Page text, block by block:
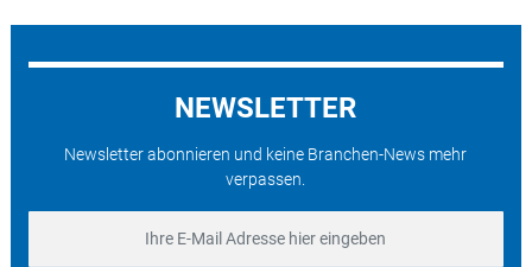
NEWSLETTER
Newsletter abonnieren und keine Branchen-News mehr
verpassen.